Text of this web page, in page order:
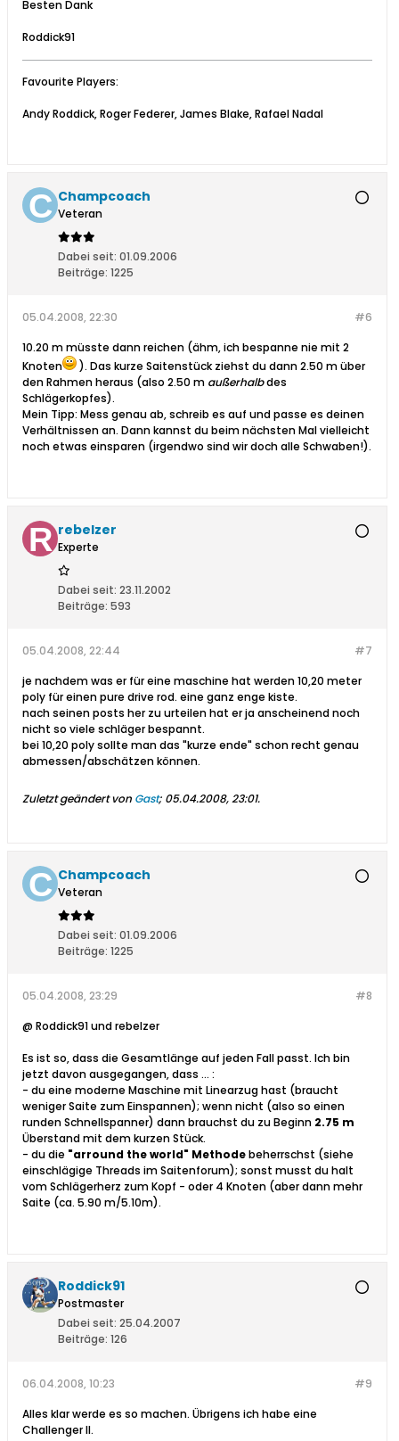
Besten Dank
Roddick91
Favourite Players:
Andy Roddick, Roger Federer, James Blake, Rafael Nadal
Champcoach
Veteran
Dabei seit: 01.09.2006
Beiträge: 1225
#6
05.04.2008, 22:30
10.20 m müsste dann reichen (ähm, ich bespanne nie mit 2
Knoten
). Das kurze Saitenstück ziehst du dann 2.50 m über
den Rahmen heraus (also 2.50 m außerhalbdes
Schlägerkopfes).
Mein Tipp: Mess genau ab, schreib es auf und passe es deinen
Verhältnissen an. Dann kannst du beim nächsten Mal vielleicht
noch etwas einsparen (irgendwo sind wir doch alle Schwaben!).
rebelzer
Experte
Dabei seit: 23.11.2002
Beiträge: 593
#7
05.04.2008, 22:44
je nachdem was er für eine maschine hat werden 10,20 meter
poly für einen pure drive rod. eine ganz enge kiste.
nach seinen posts her zu urteilen hat er ja anscheinend noch
nicht so viele schläger bespannt.
bei 10,20 poly sollte man das "kurze ende" schon recht genau
abmessen/abschätzen können.
Zuletzt geändert von Gast; 05.04.2008, 23:01.
Champcoach
Veteran
Dabei seit: 01.09.2006
Beiträge: 1225
#8
05.04.2008, 23:29
@ Roddick91 und rebelzer
Es ist so, dass die Gesamtlänge auf jeden Fall passt. Ich bin
jetzt davon ausgegangen, dass ... :
- du eine moderne Maschine mit Linearzug hast (braucht
weniger Saite zum Einspannen); wenn nicht (also so einen
runden Schnellspanner) dann brauchst du zu Beginn 2.75 m
Überstand mit dem kurzen Stück.
- du die "arround the world" Methodebeherrschst (siehe
einschlägige Threads im Saitenforum); sonst musst du halt
vom Schlägerherz zum Kopf - oder 4 Knoten (aber dann mehr
Saite (ca. 5.90 m/5.10m).
Roddick91
Postmaster
Dabei seit: 25.04.2007
Beiträge: 126
#9
06.04.2008, 10:23
Alles klar werde es so machen. Übrigens ich habe eine
Challenger II.